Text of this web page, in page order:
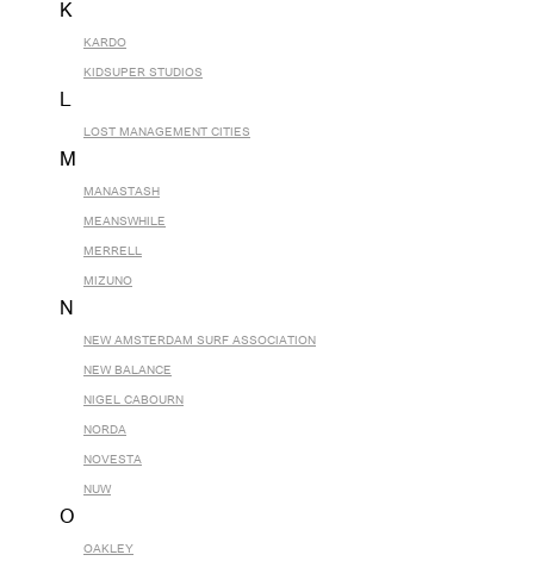
K
KARDO
KIDSUPER STUDIOS
L
LOST MANAGEMENT CITIES
M
MANASTASH
MEANSWHILE
MERRELL
MIZUNO
N
NEW AMSTERDAM SURF ASSOCIATION
NEW BALANCE
NIGEL CABOURN
NORDA
NOVESTA
NUW
O
OAKLEY